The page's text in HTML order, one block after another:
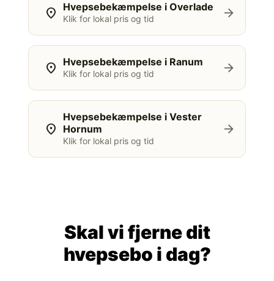
location_on Hvepsebekæmpelse i Overlade
Klik for lokal pris og tid arrow_forward
location_on Hvepsebekæmpelse i Ranum
Klik for lokal pris og tid arrow_forward
location_on
Hvepsebekæmpelse i Vester
Hornum
Klik for lokal pris og tid
arrow_forward
Skal vi fjerne dit
hvepsebo i dag?